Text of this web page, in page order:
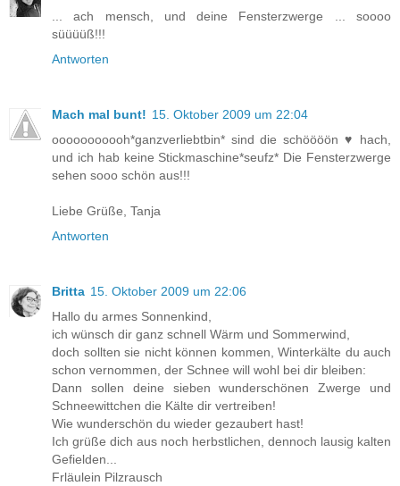
... ach mensch, und deine Fensterzwerge ... soooo
süüüüß!!!
Antworten
Mach mal bunt! 15. Oktober 2009 um 22:04
ooooooooooh*ganzverliebtbin* sind die schöööön ♥ hach,
und ich hab keine Stickmaschine*seufz* Die Fensterzwerge
sehen sooo schön aus!!!
Liebe Grüße, Tanja
Antworten
Britta 15. Oktober 2009 um 22:06
Hallo du armes Sonnenkind,
ich wünsch dir ganz schnell Wärm und Sommerwind,
doch sollten sie nicht können kommen, Winterkälte du auch
schon vernommen, der Schnee will wohl bei dir bleiben:
Dann sollen deine sieben wunderschönen Zwerge und
Schneewittchen die Kälte dir vertreiben!
Wie wunderschön du wieder gezaubert hast!
Ich grüße dich aus noch herbstlichen, dennoch lausig kalten
Gefielden...
Frläulein Pilzrausch